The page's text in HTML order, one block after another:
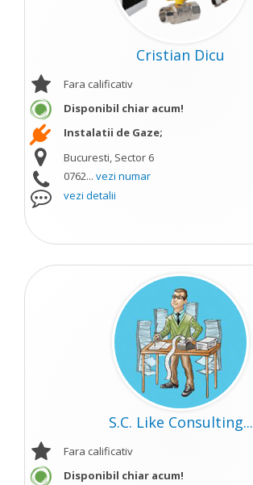
Cristian Dicu
Fara calificativ
Disponibil chiar acum!
Instalatii de Gaze;
Bucuresti, Sector 6
0762... vezi numar
vezi detalii
S.C. Like Consulting...
Fara calificativ
Disponibil chiar acum!